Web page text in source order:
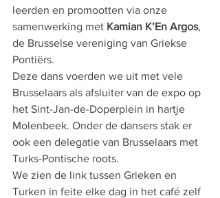
leerden en promootten via onze
samenwerking met Kamian K’En Argos,
de Brusselse vereniging van Griekse
Pontiërs.
Deze dans voerden we uit met vele
Brusselaars als afsluiter van de expo op
het Sint-Jan-de-Doperplein in hartje
Molenbeek. Onder de dansers stak er
ook een delegatie van Brusselaars met
Turks-Pontische roots.
We zien de link tussen Grieken en
Turken in feite elke dag in het café zelf